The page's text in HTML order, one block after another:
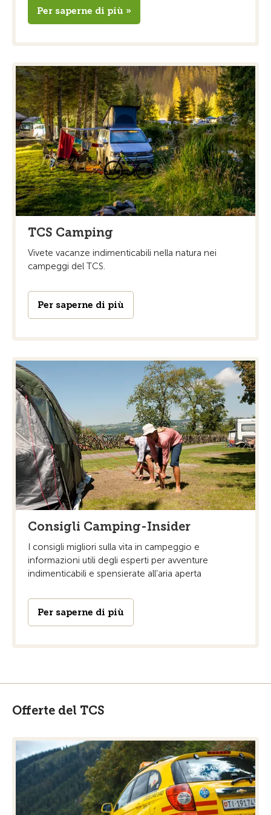
Per saperne di più »
TCS Camping
Vivete vacanze indimenticabili nella natura nei
campeggi del TCS.
Per saperne di più
Consigli Camping-Insider
I consigli migliori sulla vita in campeggio e
informazioni utili degli esperti per avventure
indimenticabili e spensierate all’aria aperta
Per saperne di più
Offerte del TCS